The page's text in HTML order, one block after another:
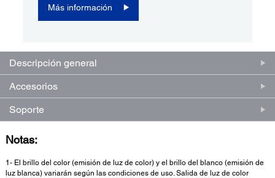
Más información
Descripción general
Accesorios
Soporte
Notas:
1- El brillo del color (emisión de luz de color) y el brillo del blanco (emisión de
luz blanca) variarán según las condiciones de uso. Salida de luz de color